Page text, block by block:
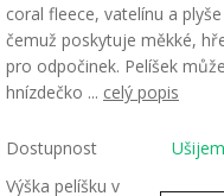
coral fleece, vatelínu a
čemuž poskytuje měkké,
pro odpočinek. Pelíšek
hnízdečko ... celý popis
Dostupnost
Výška pelíšku v